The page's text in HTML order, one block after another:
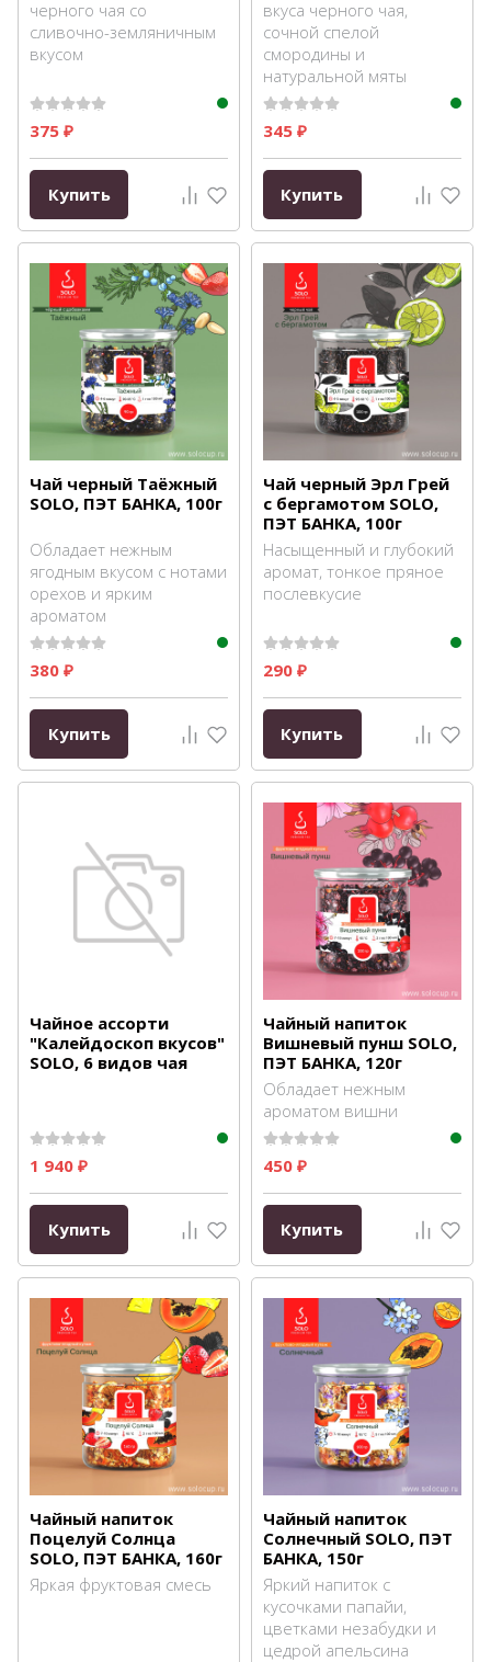
черного чая со
сливочно-земляничным
вкусом
375₽
Купить
вкуса черного чая,
сочной спелой
смородины и
натуральной мяты
345 ₽
Купить
Чай черный Таёжный
SOLO, ПЭТ БАНКА, 100г
Обладает нежным
ягодным вкусом с нотами
орехов и ярким
ароматом
380₽
Купить
Чай черный Эрл Грей
с бергамотом SOLO,
ПЭТ БАНКА, 100г
Насыщенный и глубокий
аромат, тонкое пряное
послевкусие
290 ₽
Купить
Чайное ассорти
"Калейдоскоп вкусов"
SOLO, 6 видов чая
1 940₽
Купить
Чайный напиток
Вишневый пунш SOLO,
ПЭТ БАНКА, 120г
Обладает нежным
ароматом вишни
450 ₽
Купить
Чайный напиток
Поцелуй Солнца
SOLO, ПЭТ БАНКА, 160г
Яркая фруктовая смесь
Чайный напиток
Солнечный SOLO, ПЭТ
БАНКА, 150г
Яркий напиток с
кусочками папайи,
цветками незабудки и
цедрой апельсина